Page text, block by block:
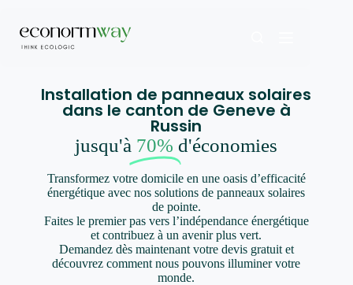
Installation de panneaux solaires
dans le canton de Geneve à
Russin
jusqu'à 70% d'économies
Transformez votre domicile en une oasis d’efficacité
énergétique avec nos solutions de panneaux solaires
de pointe.
Faites le premier pas vers l’indépendance énergétique
et contribuez à un avenir plus vert.
Demandez dès maintenant votre devis gratuit et
découvrez comment nous pouvons illuminer votre
monde.